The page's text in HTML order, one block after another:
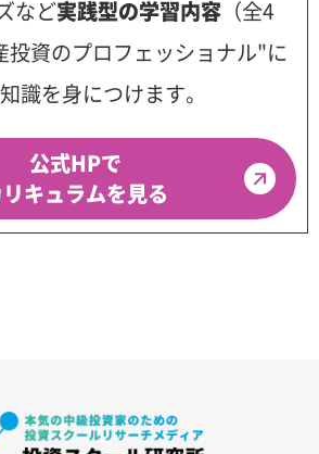
など実践型の学習内容（全4
投資のプロフェッショナル"に
識を身につけます。
公式HPで
キュラムを見る